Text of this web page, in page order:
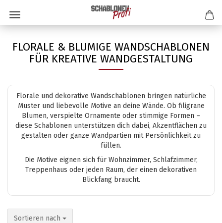
FLORALE & BLUMIGE WANDSCHABLONEN
FÜR KREATIVE WANDGESTALTUNG
Florale und dekorative Wandschablonen bringen natürliche
Muster und liebevolle Motive an deine Wände. Ob filigrane
Blumen, verspielte Ornamente oder stimmige Formen –
diese Schablonen unterstützen dich dabei, Akzentflächen zu
gestalten oder ganze Wandpartien mit Persönlichkeit zu
füllen.
Die Motive eignen sich für Wohnzimmer, Schlafzimmer,
Treppenhaus oder jeden Raum, der einen dekorativen
Blickfang braucht.
Sortieren nach
Sortieren nach